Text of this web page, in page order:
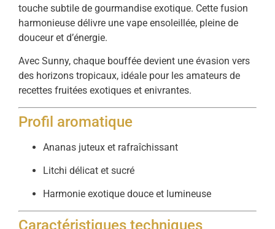
touche subtile de gourmandise exotique. Cette fusion
harmonieuse délivre une vape ensoleillée, pleine de
douceur et d’énergie.
Avec Sunny, chaque bouffée devient une évasion vers
des horizons tropicaux, idéale pour les amateurs de
recettes fruitées exotiques et enivrantes.
Profil aromatique
Ananas juteux et rafraîchissant
Litchi délicat et sucré
Harmonie exotique douce et lumineuse
Caractéristiques techniques